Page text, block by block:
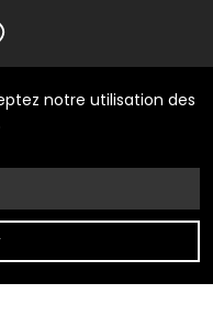
Tous Droits Réservés |
notre utilisation des